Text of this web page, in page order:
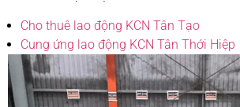
Cho thuê lao động KCN Tân Tạo
Cung ứng lao động KCN Tân Thới Hiệp